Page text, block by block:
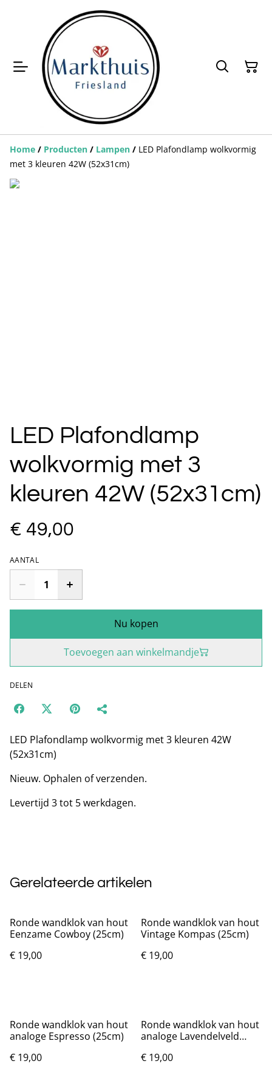
Home / Producten / Lampen / LED Plafondlamp wolkvormig
met 3 kleuren 42W (52x31cm)
LED Plafondlamp
wolkvormig met 3
kleuren 42W (52x31cm)
€ 49,00
AANTAL
Nu kopen
Toevoegen aan winkelmandje
DELEN
LED Plafondlamp wolkvormig met 3 kleuren 42W
(52x31cm)
Nieuw. Ophalen of verzenden.
Levertijd 3 tot 5 werkdagen.
Gerelateerde artikelen
Ronde wandklok van hout
Eenzame Cowboy (25cm)
€ 19,00
Ronde wandklok van hout
Vintage Kompas (25cm)
€ 19,00
Ronde wandklok van hout
analoge Espresso (25cm)
€ 19,00
Ronde wandklok van hout
analoge Lavendelveld
€ 19,00